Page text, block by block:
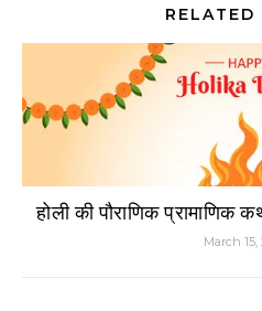
RELATED
होली की पौराणिक
March 15,